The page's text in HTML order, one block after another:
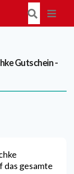
Gutschein -
das gesamte